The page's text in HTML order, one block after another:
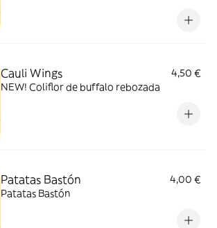
Cauli Wings
4,50 €
NEW! Coliflor de buffalo rebozada
Patatas Bastón
4,00 €
Patatas Bastón